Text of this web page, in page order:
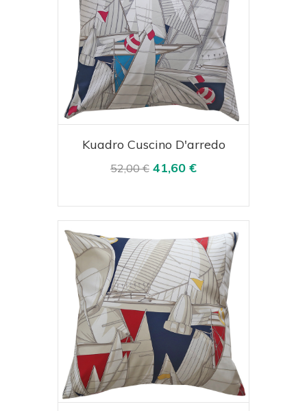
Acquista Visualizza
Kuadro Cuscino D'arredo
52,00 € 41,60 €